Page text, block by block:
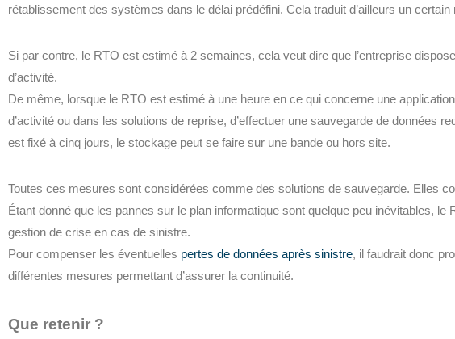
rétablissement des systèmes dans le délai prédéfini. Cela traduit d’ailleurs un certain
Si par contre, le RTO est estimé à 2 semaines, cela veut dire que l’entreprise
d’activité.
De même, lorsque le RTO est estimé à une heure en ce qui concerne une
d’activité ou dans les solutions de reprise, d’effectuer une sauvegarde de données
est fixé à cinq jours, le stockage peut se faire sur une bande ou hors site.
Toutes ces mesures sont considérées comme des solutions de sauvegarde. Elles
Étant donné que les pannes sur le plan informatique sont quelque peu inévitables,
gestion de crise en cas de sinistre.
Pour compenser les éventuelles pertes de données après sinistre, il faudrait donc
différentes mesures permettant d’assurer la continuité.
Que retenir ?